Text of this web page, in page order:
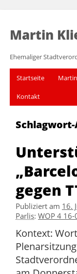
Martin
Ehemaliger
Startseite
Kontakt
gegen
Publiziert am 16.
Parlis: WOP 4
Kontext: